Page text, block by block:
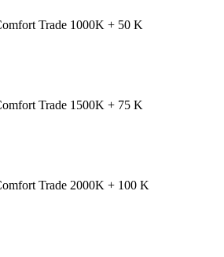
Trade 1000K + 50 K
Trade 1500K + 75 K
Trade 2000K + 100 K